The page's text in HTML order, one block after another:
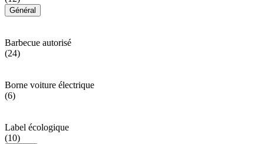
Général
Barbecue autorisé
(24)
Borne voiture électrique
(6)
Label écologique
(10)